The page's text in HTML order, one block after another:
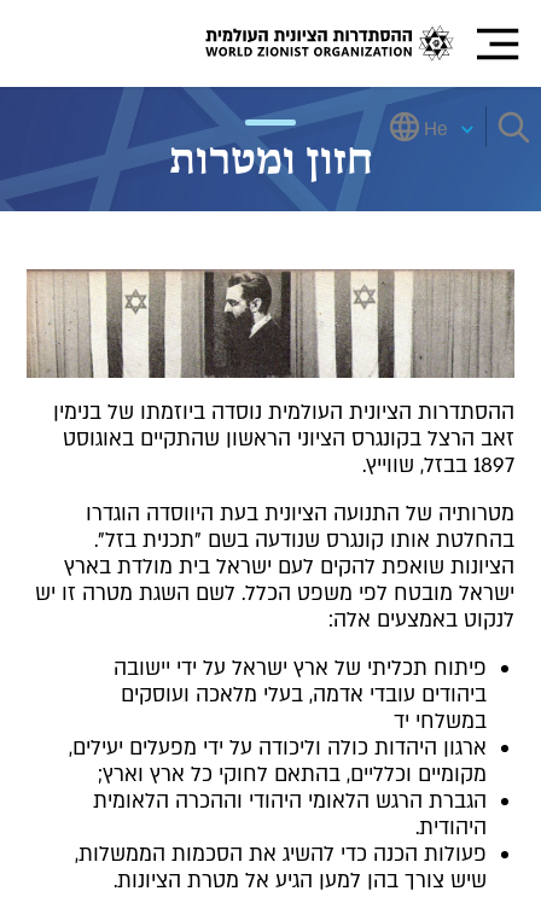
He
חזון ומטרות
ההסתדרות הציונית העולמית נוסדה ביוזמתו של בנימין
זאב הרצל בקונגרס הציוני הראשון שהתקיים באוגוסט
1897 בבזל, שווייץ.
מטרותיה של התנועה הציונית בעת היווסדה הוגדרו
בהחלטת אותו קונגרס שנודעה בשם "תכנית בזל".
הציונות שואפת להקים לעם ישראל בית מולדת בארץ
ישראל מובטח לפי משפט הכלל. לשם השגת מטרה זו יש
לנקוט באמצעים אלה:
פיתוח תכליתי של ארץ ישראל על ידי יישובה
ביהודים עובדי אדמה, בעלי מלאכה ועוסקים
במשלחי יד
ארגון היהדות כולה וליכודה על ידי מפעלים יעילים,
מקומיים וכלליים, בהתאם לחוקי כל ארץ וארץ;
הגברת הרגש הלאומי היהודי וההכרה הלאומית
היהודית.
פעולות הכנה כדי להשיג את הסכמות הממשלות,
שיש צורך בהן למען הגיע אל מטרת הציונות.